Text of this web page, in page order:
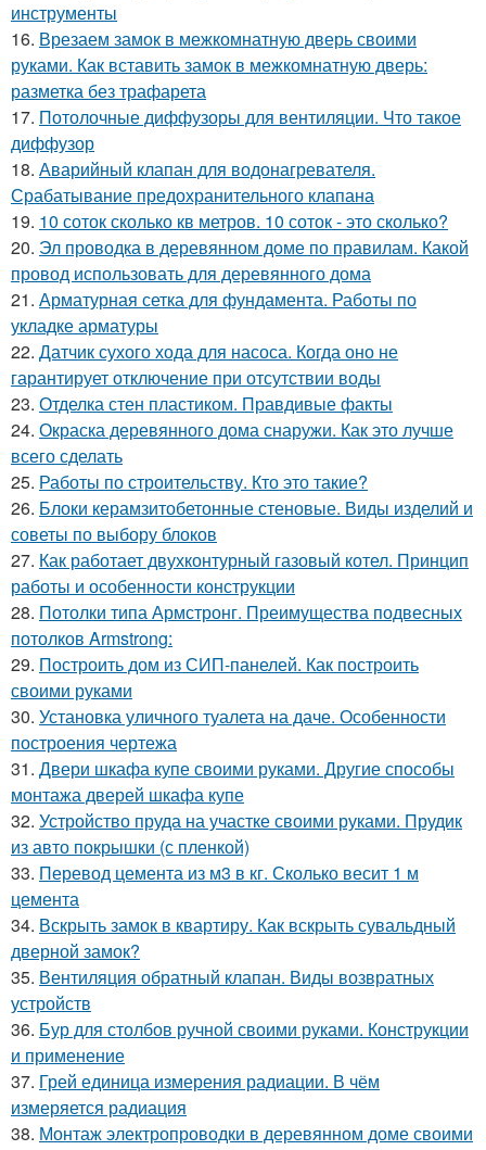
инструменты
16. Врезаем замок в межкомнатную дверь своими
руками. Как вставить замок в межкомнатную дверь:
разметка без трафарета
17. Потолочные диффузоры для вентиляции. Что такое
диффузор
18. Аварийный клапан для водонагревателя.
Срабатывание предохранительного клапана
19. 10 соток сколько кв метров. 10 соток - это сколько?
20. Эл проводка в деревянном доме по правилам. Какой
провод использовать для деревянного дома
21. Арматурная сетка для фундамента. Работы по
укладке арматуры
22. Датчик сухого хода для насоса. Когда оно не
гарантирует отключение при отсутствии воды
23. Отделка стен пластиком. Правдивые факты
24. Окраска деревянного дома снаружи. Как это лучше
всего сделать
25. Работы по строительству. Кто это такие?
26. Блоки керамзитобетонные стеновые. Виды изделий и
советы по выбору блоков
27. Как работает двухконтурный газовый котел. Принцип
работы и особенности конструкции
28. Потолки типа Армстронг. Преимущества подвесных
потолков Armstrong:
29. Построить дом из СИП-панелей. Как построить
своими руками
30. Установка уличного туалета на даче. Особенности
построения чертежа
31. Двери шкафа купе своими руками. Другие способы
монтажа дверей шкафа купе
32. Устройство пруда на участке своими руками. Прудик
из авто покрышки (с пленкой)
33. Перевод цемента из м3 в кг. Сколько весит 1 м
цемента
34. Вскрыть замок в квартиру. Как вскрыть сувальдный
дверной замок?
35. Вентиляция обратный клапан. Виды возвратных
устройств
36. Бур для столбов ручной своими руками. Конструкции
и применение
37. Грей единица измерения радиации. В чём
измеряется радиация
38. Монтаж электропроводки в деревянном доме своими